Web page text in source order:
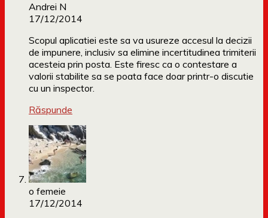
Andrei N
17/12/2014
Scopul aplicatiei este sa va usureze accesul la decizii
de impunere, inclusiv sa elimine incertitudinea trimiterii
acesteia prin posta. Este firesc ca o contestare a
valorii stabilite sa se poata face doar printr-o discutie
cu un inspector.
Răspunde
o femeie
17/12/2014